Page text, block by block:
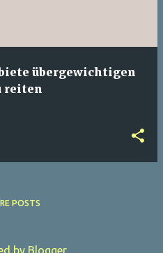
übergewichtigen
reiten
POSTS
by Blogger